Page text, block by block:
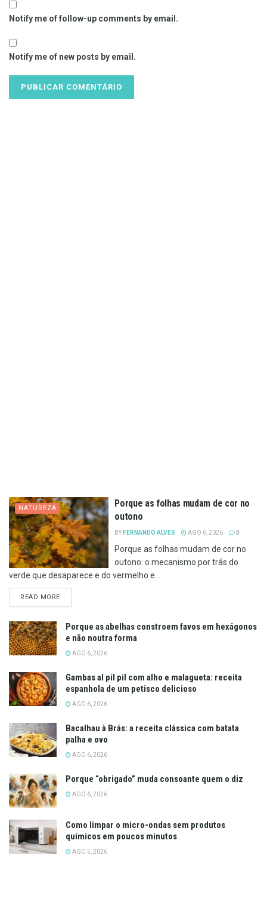
Notify me of follow-up comments by email.
Notify me of new posts by email.
NATUREZA
Porque as folhas mudam de cor no
outono
BY FERNANDO ALVES AGO 6, 2026 0
Porque as folhas mudam de cor no
outono: o mecanismo por trás do
verde que desaparece e do vermelho e...
READ MOREDETAILS
Porque as abelhas constroem favos em hexágonos
e não noutra forma
AGO 6, 2026
Gambas al pil pil com alho e malagueta: receita
espanhola de um petisco delicioso
AGO 6, 2026
Bacalhau à Brás: a receita clássica com batata
palha e ovo
AGO 6, 2026
Porque “obrigado” muda consoante quem o diz
AGO 6, 2026
Como limpar o micro-ondas sem produtos
químicos em poucos minutos
AGO 5, 2026